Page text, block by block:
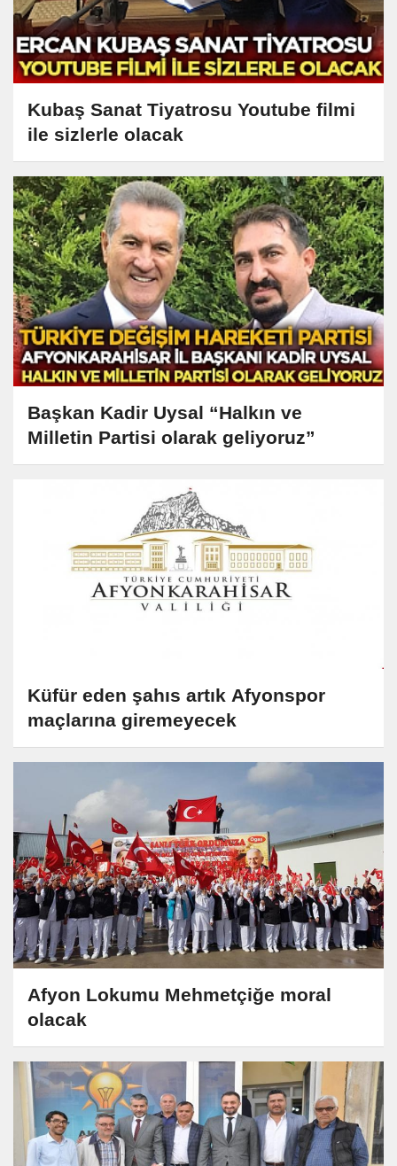
Kubaş Sanat Tiyatrosu Youtube filmi
ile sizlerle olacak
Başkan Kadir Uysal “Halkın ve
Milletin Partisi olarak geliyoruz”
Küfür eden şahıs artık Afyonspor
maçlarına giremeyecek
Afyon Lokumu Mehmetçiğe moral
olacak